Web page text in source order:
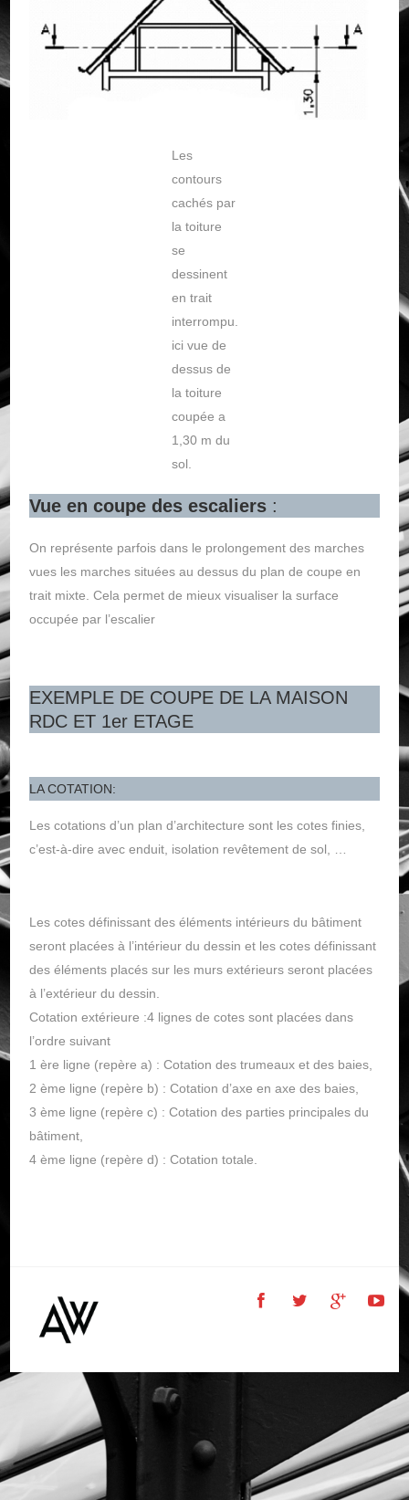
Les
contours
cachés par
la toiture
se
dessinent
en trait
interrompu.
ici vue de
dessus de
la toiture
coupée a
1,30 m du
sol.
Vue en coupe des escaliers :
On représente parfois dans le prolongement des marches
vues les marches situées au dessus du plan de coupe en
trait mixte. Cela permet de mieux visualiser la surface
occupée par l’escalier
EXEMPLE DE COUPE DE LA MAISON
RDC ET 1er ETAGE
LA COTATION:
Les cotations d’un plan d’architecture sont les cotes finies,
c’est-à-dire avec enduit, isolation revêtement de sol, …
Les cotes définissant des éléments intérieurs du bâtiment
seront placées à l’intérieur du dessin et les cotes définissant
des éléments placés sur les murs extérieurs seront placées
à l’extérieur du dessin.
Cotation extérieure :4 lignes de cotes sont placées dans
l’ordre suivant
1 ère ligne (repère a) : Cotation des trumeaux et des baies,
2 ème ligne (repère b) : Cotation d’axe en axe des baies,
3 ème ligne (repère c) : Cotation des parties principales du
bâtiment,
4 ème ligne (repère d) : Cotation totale.